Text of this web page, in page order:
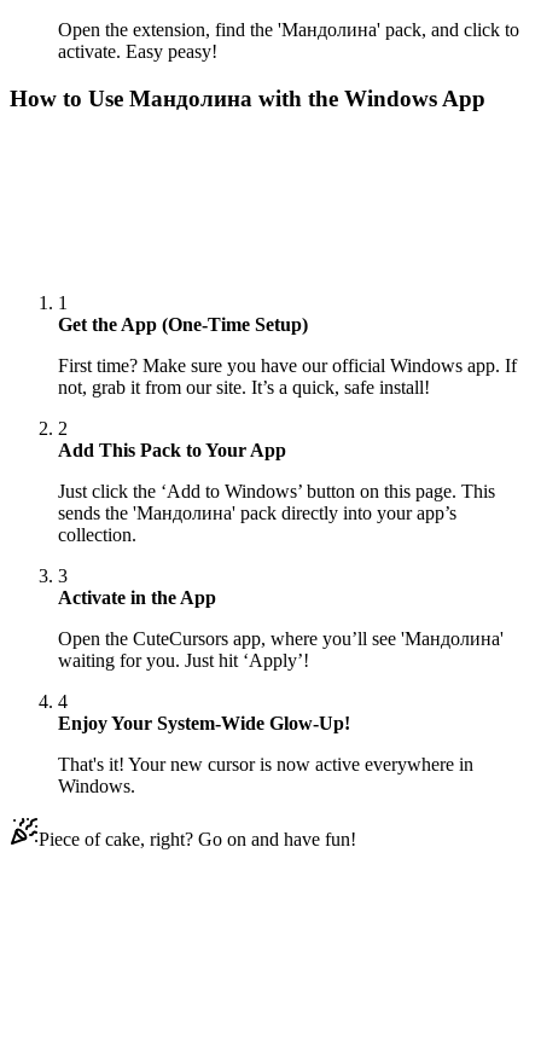
Open the extension, find the 'Мандолина' pack, and click to
activate. Easy peasy!
How to Use Мандолина with the Windows App
1
Get the App (One-Time Setup)
First time? Make sure you have our official Windows app. If
not, grab it from our site. It’s a quick, safe install!
2
Add This Pack to Your App
Just click the ‘Add to Windows’ button on this page. This
sends the 'Мандолина' pack directly into your app’s
collection.
3
Activate in the App
Open the CuteCursors app, where you’ll see 'Мандолина'
waiting for you. Just hit ‘Apply’!
4
Enjoy Your System-Wide Glow-Up!
That's it! Your new cursor is now active everywhere in
Windows.
Piece of cake, right? Go on and have fun!